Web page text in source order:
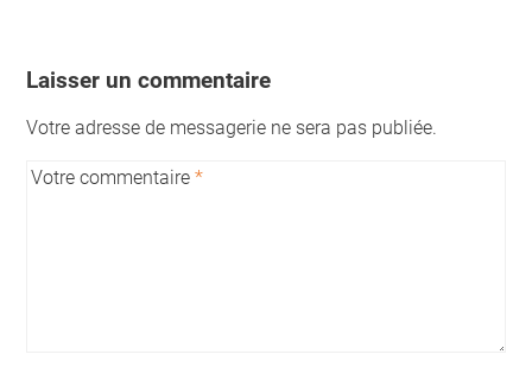
Laisser un commentaire
Votre adresse de messagerie ne sera pas publiée.
Votre commentaire *